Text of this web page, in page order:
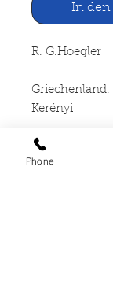
In den
R. G.Hoegler
Kerényi
Stuttgarter
Stuttgart
Phone